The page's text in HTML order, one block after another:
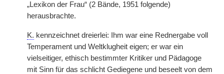
„Lexikon der Frau“ (2 Bände, 1951 folgende)
herausbrachte.
K. kennzeichnet dreierlei: Ihm war eine Rednergabe voll
Temperament und Weltklugheit eigen; er war ein
vielseitiger, ethisch bestimmter Kritiker und Pädagoge
mit Sinn für das schlicht Gediegene und beseelt von dem